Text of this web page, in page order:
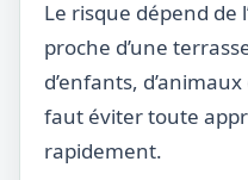
Le risque dépend de
proche d’une
d’enfants,
faut éviter toute
rapidement.